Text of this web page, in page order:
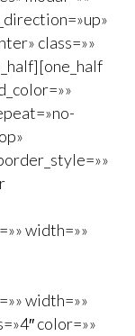
class=»»
width=»»
width=»»
color=»»